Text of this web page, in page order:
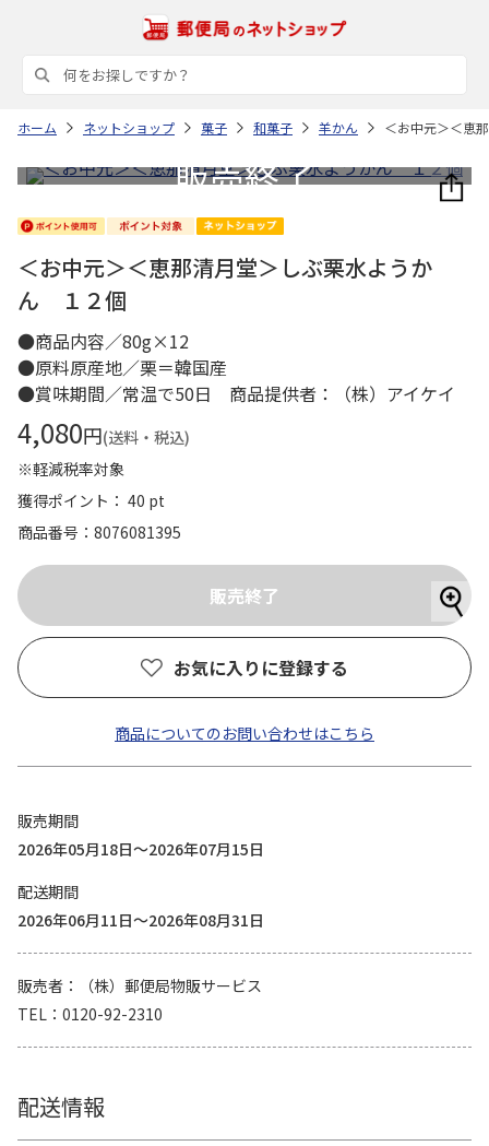
ホーム ネットショップ 菓子 和菓子 羊かん ＜お中元＞＜恵
＜お中元＞＜恵那清月堂＞しぶ栗水ようか
ん １２個
●商品内容／80g×12
●原料原産地／栗＝韓国産
●賞味期間／常温で50日 商品提供者：（株）アイケイ
4,080円(送料・税込)
※軽減税率対象
獲得ポイント： 40 pt
商品番号
8076081395
お気に入りに登録する
商品についてのお問い合わせはこちら
販売期間
2026年05月18日～2026年07月15日
配送期間
2026年06月11日～2026年08月31日
販売者
（株）郵便局物販サービス
TEL
0120-92-2310
配送情報